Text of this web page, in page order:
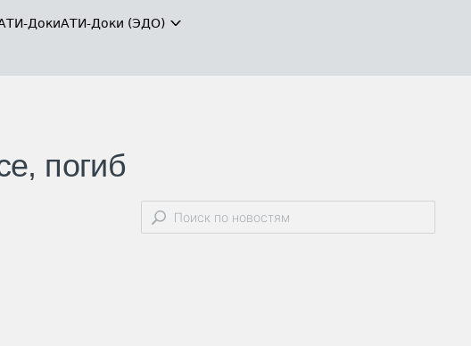
ДокиАТИ-Доки (ЭДО)
погиб